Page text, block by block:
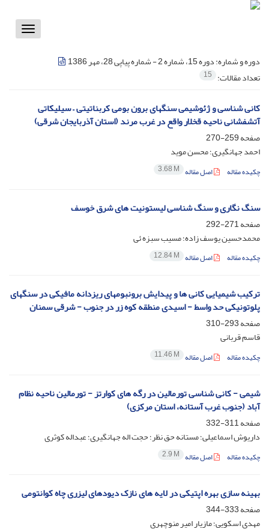
Toggle
دوره و شماره:دوره 15، شماره 2 - شماره پیاپی 28، مهر 1386
تعداد مقالات: 15
کانی شناسی و ژئوشیمی سنگهای برون بومی کربناتیتی – سیلیکاتی
آتشفشانی ناحیه قخلار واقع در غرب مرند (استان آذربایجان شرقی)
صفحه259-270
احمد جهانگیری؛ محسن موید
چکیده مقاله اصل مقاله 3.68 M
سنگ نگاری و سنگ شناسی لیستونیت های شرق خوسف
صفحه271-292
محمدحسین یوسف زاده؛ مسیب سبزه ئی
چکیده مقاله اصل مقاله 12.84 M
ترکیب شیمیایی کانی ها و پیدایش برونبومهای ریزدانه مافیکی در سنگهای
پلوتونیکی حد واسط - اسیدی منطقه کوه زر در جنوب - شرقی سمنان
صفحه293-310
قاسم قربانی
چکیده مقاله اصل مقاله 11.46 M
شیمی - کانی شناسی تورمالین در رگه های کوارتز - تورمالین ناحیه نظام
آباد (جنوب غرب آستانه، استان مرکزی)
صفحه311-332
داریوش اسماعیلی؛ مستانه حق نظر؛ حجت اله جهانگیری؛ عبداله کوثری
چکیده مقاله اصل مقاله 2.9 M
بهینه سازی بهره اپتیکی در لایه های نازک دیودهای لیزری چاه کوانتومی
صفحه333-344
مهدی اسکویی؛ مازیار امیر منوچهری